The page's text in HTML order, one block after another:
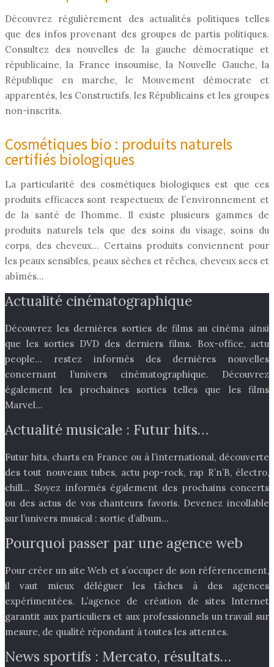
Découvrez régulièrement des actualités politiques telles
que des infos provenant des groupes de partis politiques.
Consultez des nouvelles de la gauche démocratique et
républicaine, la France insoumise, la Nouvelle Gauche, la
République en marche, le Mouvement démocrate et
apparentés, les Constructifs, les Républicains et les groupes
non-inscrits.
Cosmétiques bio : produits naturels
certifiés biologiques
La particularité des cosmétiques biologiques est que ces
produits efficaces sont respectueux de l’environnement et
de la santé de l’homme. Il existe plusieurs gammes de
produits naturels tels que des soins du visage, soins du
corps, des cheveux… Certains produits conviennent pour
les peaux sensibles, peaux sèches et rêches, cheveux secs et
abîmés…
Actualité cinématographique
Découvrez les dernières sorties de films au cinéma ainsi
que les sorties DVD des derniers films. Box-office, actu
people… restez informés des dernières nouvelles
concernant l’univers cinématographique. Découvrez
également les prochaines sorties telles que les films
Marvel…
Actualité musicale : Futur hits…
Futur hits, charts en France ou à l’international, découverte
des tout nouveaux tubes, actu pop-rock, rap R’n’B, électro,
chill… Soyez informés également des prochains concerts
ou des actus de vos chanteurs favoris. Devenez incollable
sur l’univers musical : sortie d’album…
Pourquoi passer par une agence web
Pour créer un site Web et s’occuper de son référencement,
il vaut mieux déléguer les tâches à des agences
expérimentées. L’agence de création de sites Internet
garantit aux particuliers et aux professionnels un travail sur
mesure, de qualité répondant à toutes les attentes.
News sportifs : Mercato, résultats…